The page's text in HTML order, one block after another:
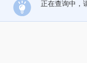
正在查询中，